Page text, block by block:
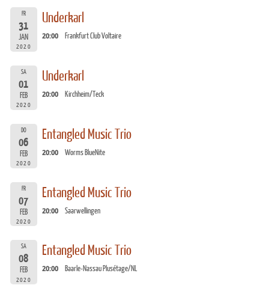
FR
31
JAN
2020
Underkarl
20:00 Frankfurt Club Voltaire
SA
01
FEB
2020
Underkarl
20:00 Kirchheim/Teck
DO
06
FEB
2020
Entangled Music Trio
20:00 Worms BlueNite
FR
07
FEB
2020
Entangled Music Trio
20:00 Saarwellingen
SA
08
FEB
2020
Entangled Music Trio
20:00 Baarle-Nassau Plusétage/NL